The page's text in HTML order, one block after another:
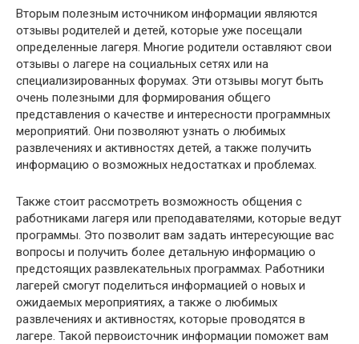
Вторым полезным источником информации являются
отзывы родителей и детей, которые уже посещали
определенные лагеря. Многие родители оставляют свои
отзывы о лагере на социальных сетях или на
специализированных форумах. Эти отзывы могут быть
очень полезными для формирования общего
представления о качестве и интересности программных
мероприятий. Они позволяют узнать о любимых
развлечениях и активностях детей, а также получить
информацию о возможных недостатках и проблемах.
Также стоит рассмотреть возможность общения с
работниками лагеря или преподавателями, которые ведут
программы. Это позволит вам задать интересующие вас
вопросы и получить более детальную информацию о
предстоящих развлекательных программах. Работники
лагерей смогут поделиться информацией о новых и
ожидаемых мероприятиях, а также о любимых
развлечениях и активностях, которые проводятся в
лагере. Такой первоисточник информации поможет вам